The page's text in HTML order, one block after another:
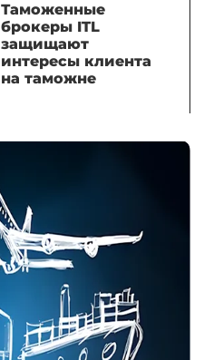
Таможенные
брокеры ITL
защищают
интересы клиента
на таможне